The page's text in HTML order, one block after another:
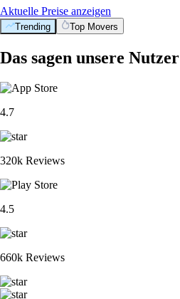
Aktuelle Preise anzeigen
Trending Top Movers
Das sagen unsere Nutzer
4.7
320k Reviews
4.5
660k Reviews